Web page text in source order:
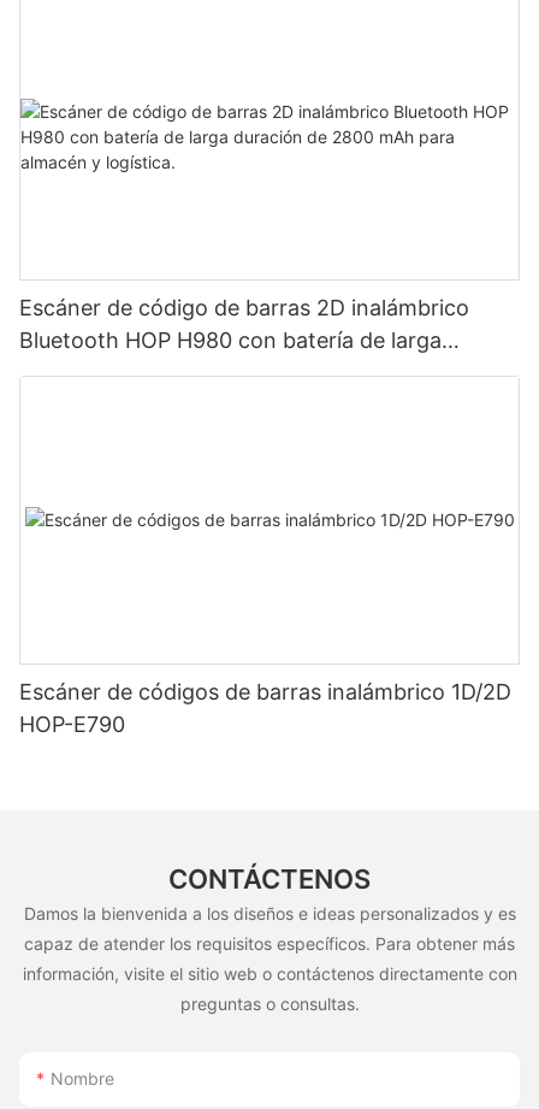
Escáner de código de barras 2D inalámbrico
Bluetooth HOP H980 con batería de larga
duración de 2800 mAh para almacén y logística.
Escáner de códigos de barras inalámbrico 1D/2D
HOP-E790
CONTÁCTENOS
Damos la bienvenida a los diseños e ideas personalizados y es
capaz de atender los requisitos específicos. Para obtener más
información, visite el sitio web o contáctenos directamente con
preguntas o consultas.
Nombre